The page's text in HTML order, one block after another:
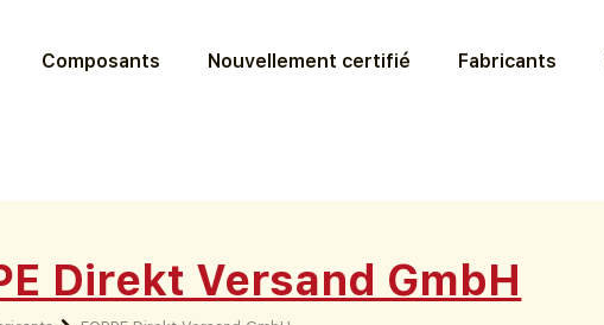
Composants Nouvellement certifié Fabricants
Direkt Versand GmbH